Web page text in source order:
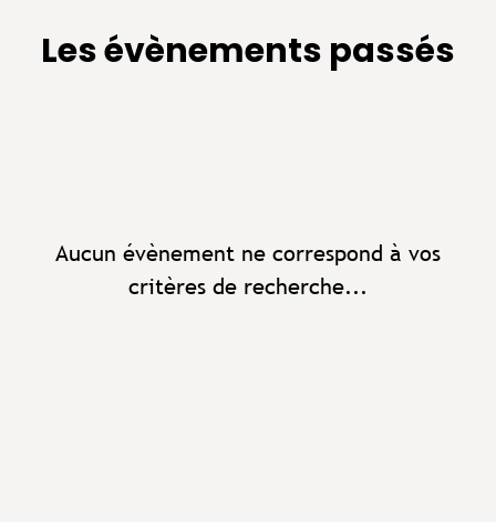
Les évènements passés
Aucun évènement ne correspond à vos
critères de recherche...